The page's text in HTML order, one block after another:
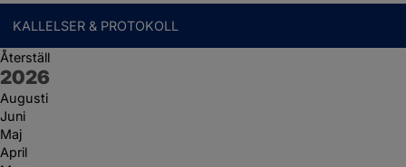
KALLELSER & PROTOKOLL
Återställ
År:
2026
Augusti
Juni
Maj
April